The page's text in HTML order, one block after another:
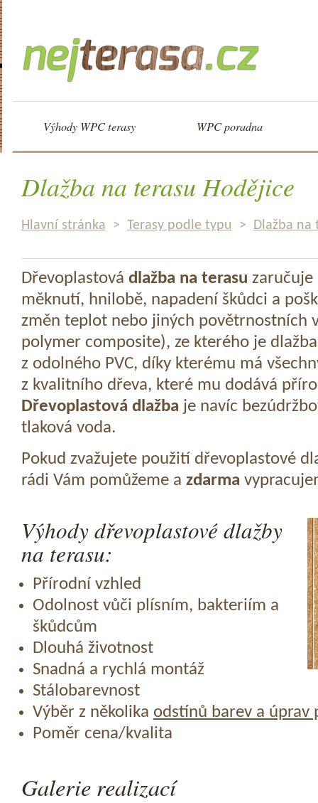
Výhody WPC terasy WPC poradna
Dlažba na terasu Hodějice
Hlavní stránka > Terasy podle typu > Dlažba na
Dřevoplastová dlažba na terasu zaručuje
měknutí, hnilobě, napadení škůdci a
změn teplot nebo jiných povětrnostních
polymer composite), ze kterého je
z odolného PVC, díky kterému má
z kvalitního dřeva, které mu dodává
Dřevoplastová dlažba je navíc
tlaková voda.
Pokud zvažujete použití dřevoplastové
rádi Vám pomůžeme a zdarma
Výhody dřevoplastové dlažby
na terasu:
Přírodní vzhled
Odolnost vůči plísním, bakteriím a
škůdcům
Dlouhá životnost
Snadná a rychlá montáž
Stálobarevnost
Výběr z několika odstínů barev a úprav
Poměr cena/kvalita
Galerie realizací